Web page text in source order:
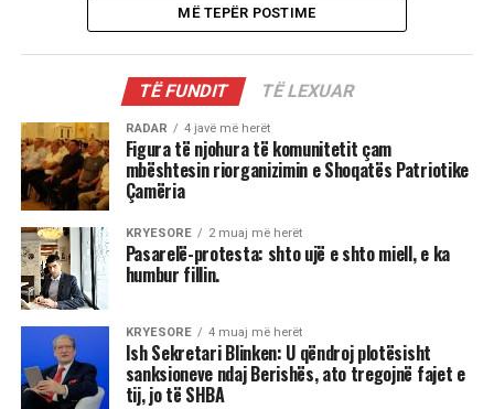
MË TEPËR POSTIME
TË FUNDIT TË LEXUAR
RADAR 4 javë më herët
Figura të njohura të komunitetit çam
mbështesin riorganizimin e Shoqatës Patriotike
Çamëria
KRYESORE 2 muaj më herët
Pasarelë-protesta: shto ujë e shto miell, e ka
humbur fillin.
KRYESORE 4 muaj më herët
Ish Sekretari Blinken: U qëndroj plotësisht
sanksioneve ndaj Berishës, ato tregojnë fajet e
tij, jo të SHBA